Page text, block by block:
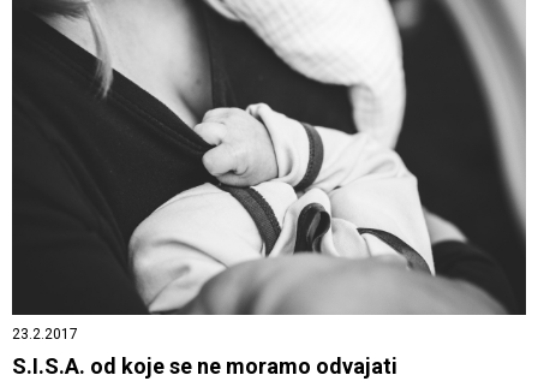
23.2.2017
S.I.S.A. od koje se ne moramo odvajati